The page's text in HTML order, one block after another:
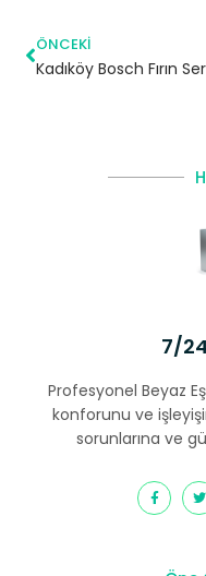
ÖNCEKI
Kadıköy Bosch Fırın
7/
Profesyonel Beyaz
konforunu ve
sorunlarına ve